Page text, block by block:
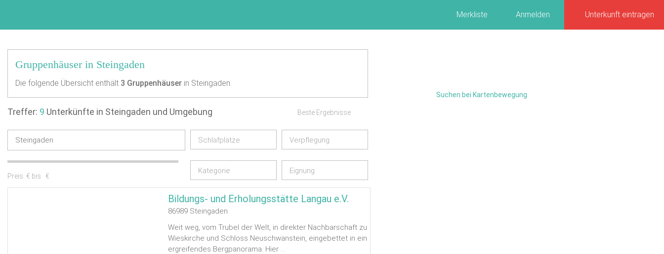
Merkliste Anmelden Unterkunft eintragen
Gruppenhäuser in Steingaden
Die folgende Übersicht enthält 3 Gruppenhäuser in Steingaden.
Treffer: 9 Unterkünfte in Steingaden und Umgebung Beste Ergebnisse
Schlafplätze Verpflegung
Preis: € bis €
Kategorie Eignung
Bildungs- und Erholungsstätte Langau e.V.
86989 Steingaden
Weit weg, vom Trubel der Welt, in direkter Nachbarschaft zu
Wieskirche und Schloss Neuschwanstein, eingebettet in ein
ergreifendes Bergpanorama. Hier ...
Suchen bei Kartenbewegung